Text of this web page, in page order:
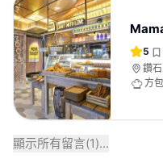
5
鑽
心
方
顯示所有留言(1)...